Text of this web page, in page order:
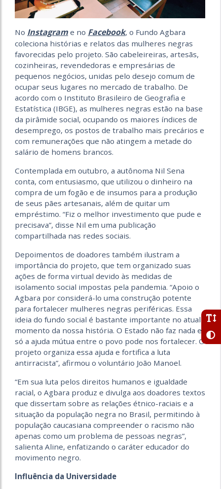
No Instagram e no Facebook, o Fundo Agbara
coleciona histórias e relatos das mulheres negras
favorecidas pelo projeto. São cabeleireiras, artesãs,
cozinheiras, revendedoras e empresárias de
pequenos negócios, unidas pelo desejo comum de
ocupar seus lugares no mercado de trabalho. De
acordo com o Instituto Brasileiro de Geografia e
Estatística (IBGE), as mulheres negras estão na base
da pirâmide social, ocupando os maiores índices de
desemprego, os postos de trabalho mais precários e
com remunerações que não atingem a metade do
salário de homens brancos.
Contemplada em outubro, a autônoma Nil Sena
conta, com entusiasmo, que utilizou o dinheiro na
compra de um fogão e de insumos para a produção
de seus pães artesanais, além de quitar um
empréstimo. “Fiz o melhor investimento que pude e
precisava”, disse Nil em uma publicação
compartilhada nas redes sociais.
Depoimentos de doadores também ilustram a
importância do projeto, que tem organizado suas
ações de forma virtual devido às medidas de
isolamento social impostas pela pandemia. “Apoio o
Agbara por considerá-lo uma construção potente
para fortalecer mulheres negras periféricas. Essa
ideia do fundo social é bastante importante no atual
momento da nossa história. O Estado não faz nada e
só a ajuda mútua entre o povo pode nos fortalecer. O
projeto organiza essa ajuda e fortifica a luta
antirracista”, afirmou o voluntário João Manoel.
“Em sua luta pelos direitos humanos e igualdade
racial, o Agbara produz e divulga aos doadores textos
que dissertam sobre as relações étnico-raciais e a
situação da população negra no Brasil, permitindo à
população caucasiana compreender o racismo não
apenas como um problema de pessoas negras”,
salienta Aline, enfatizando o caráter educador do
movimento negro.
Influência da Universidade